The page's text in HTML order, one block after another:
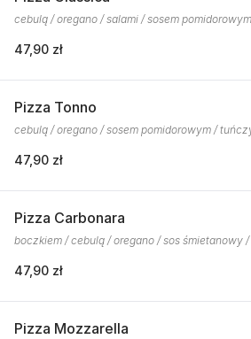
cebulą / oregano / salami / sosem
47,90 zł
Pizza Tonno
cebulą / oregano / sosem pomidorowym /
47,90 zł
Pizza Carbonara
boczkiem / cebulą / oregano / sos śmietanowy
47,90 zł
Pizza Mozzarella